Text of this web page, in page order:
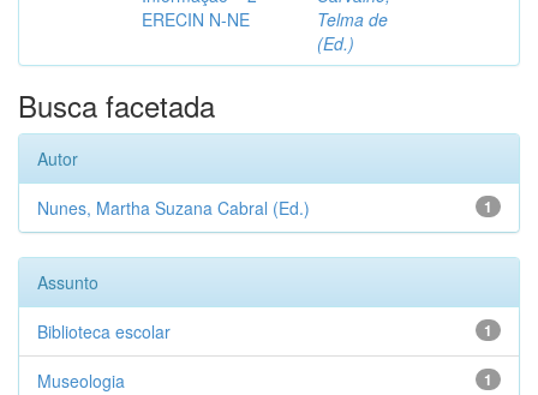
ERECIN N-NE
Telma de
(Ed.)
Busca facetada
Autor
1
Nunes, Martha Suzana Cabral (Ed.)
Assunto
1
Biblioteca escolar
1
Museologia